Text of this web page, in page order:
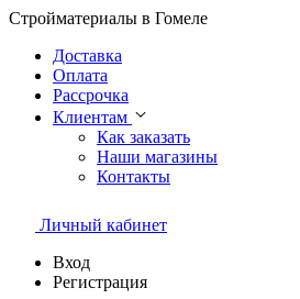
Стройматериалы в Гомеле
Доставка
Оплата
Рассрочка
Клиентам
Как заказать
Наши магазины
Контакты
Личный кабинет
Вход
Регистрация